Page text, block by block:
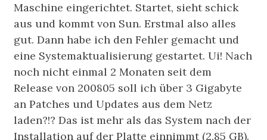
Maschine eingerichtet. Startet, sieht schick
aus und kommt von Sun. Erstmal also alles
gut. Dann habe ich den Fehler gemacht und
eine Systemaktualisierung gestartet. Ui! Nach
noch nicht einmal 2 Monaten seit dem
Release von 200805 soll ich über 3 Gigabyte
an Patches und Updates aus dem Netz
laden?!? Das ist mehr als das System nach der
Installation auf der Platte einnimmt (2,85 GB).